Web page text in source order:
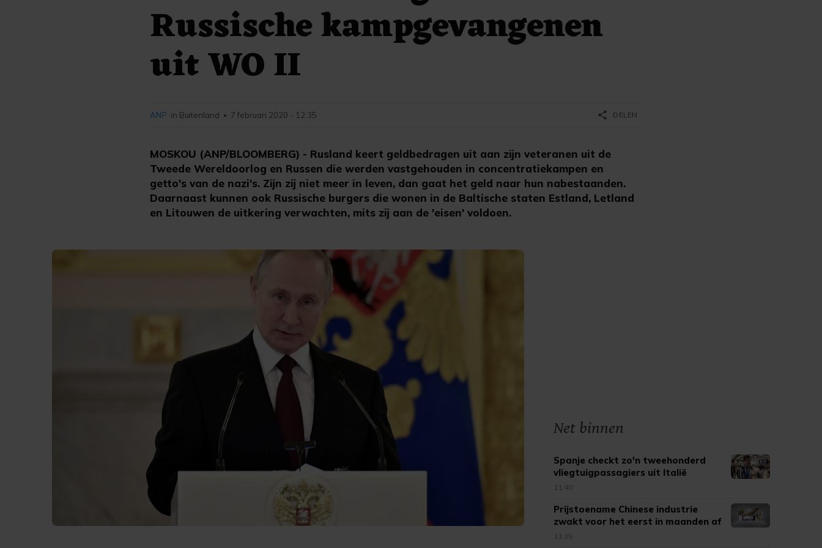
Russische kampgevangenen
uit WO II
MOSKOU (ANP/BLOOMBERG) - Rusland keert geldbedragen uit aan zijn veteranen uit de
Tweede Wereldoorlog en Russen die werden vastgehouden in concentratiekampen en
getto's van de nazi's. Zijn zij niet meer in leven, dan gaat het geld naar hun nabestaanden.
Daarnaast kunnen ook Russische burgers die wonen in de Baltische staten Estland, Letland
en Litouwen de uitkering verwachten, mits zij aan de 'eisen' voldoen.
ANP in Buitenland • 7 februari 2020 - 12:35 share DELEN
Net binnen
Spanje checkt zo'n tweehonderd
vliegtuigpassagiers uit Italië
11:40
Prijstoename Chinese industrie
zwakt voor het eerst in maanden af
11:35